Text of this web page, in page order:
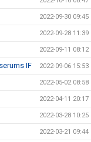
2022-09-30 09:45
2022-09-28 11:39
2022-09-11 08:12
IF 2022-09-06 15:53
2022-05-02 08:58
2022-04-11 20:17
2022-03-28 10:25
2022-03-21 09:44